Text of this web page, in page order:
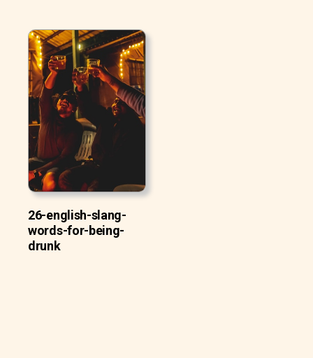
26-english-slang-
words-for-being-
drunk